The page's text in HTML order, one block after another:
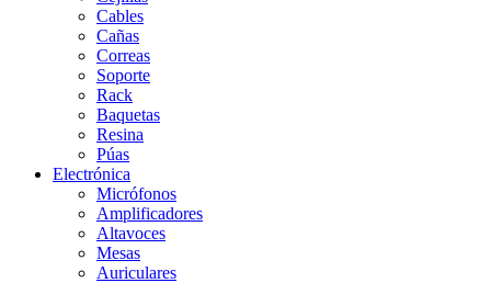
Cables
Cañas
Correas
Soporte
Rack
Baquetas
Resina
Púas
Electrónica
Micrófonos
Amplificadores
Altavoces
Mesas
Auriculares